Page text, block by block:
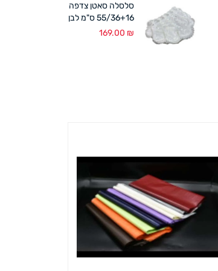
סלסלה סאטן צדפה
55/36+16 ס"מ לבן
169.00 ₪